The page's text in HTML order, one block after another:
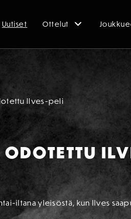
Uutiset Ottelut
Ilves-peli
iltana yleisöstä, kun Ilves